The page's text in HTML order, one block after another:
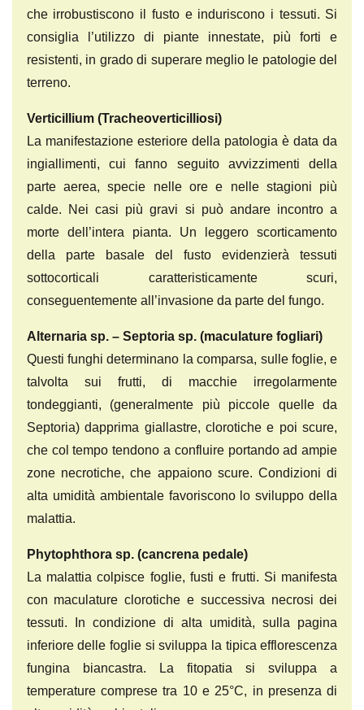
che irrobustiscono il fusto e induriscono i tessuti. Si
consiglia l’utilizzo di piante innestate, più forti e
resistenti, in grado di superare meglio le patologie del
terreno.
Verticillium (Tracheoverticilliosi)
La manifestazione esteriore della patologia è data da
ingiallimenti, cui fanno seguito avvizzimenti della
parte aerea, specie nelle ore e nelle stagioni più
calde. Nei casi più gravi si può andare incontro a
morte dell’intera pianta. Un leggero scorticamento
della parte basale del fusto evidenzierà tessuti
sottocorticali caratteristicamente scuri,
conseguentemente all’invasione da parte del fungo.
Alternaria sp. – Septoria sp. (maculature fogliari)
Questi funghi determinano la comparsa, sulle foglie, e
talvolta sui frutti, di macchie irregolarmente
tondeggianti, (generalmente più piccole quelle da
Septoria) dapprima giallastre, clorotiche e poi scure,
che col tempo tendono a confluire portando ad ampie
zone necrotiche, che appaiono scure. Condizioni di
alta umidità ambientale favoriscono lo sviluppo della
malattia.
Phytophthora sp. (cancrena pedale)
La malattia colpisce foglie, fusti e frutti. Si manifesta
con maculature clorotiche e successiva necrosi dei
tessuti. In condizione di alta umidità, sulla pagina
inferiore delle foglie si sviluppa la tipica efflorescenza
fungina biancastra. La fitopatia si sviluppa a
temperature comprese tra 10 e 25°C, in presenza di